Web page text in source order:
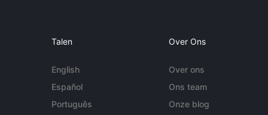
Talen
English
Español
Português
Over Ons
Over ons
Ons team
Onze blog